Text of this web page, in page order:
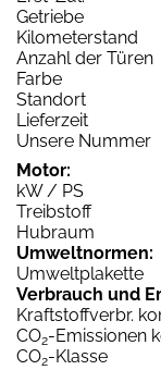
Getriebe
Kilometerstand
Anzahl der Türen
Farbe
Standort
Lieferzeit
Unsere Nummer
Motor:
kW / PS
Treibstoff
Hubraum
Umweltnormen:
Umweltplakette
Verbrauch und
Kraftstoffverbr.
CO2-Emissionen
CO2-Klasse